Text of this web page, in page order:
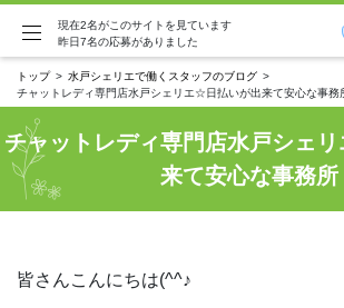
現在2名がこのサイトを見ています
昨日7名の応募がありました
トップ
水戸シェリエで働くスタッフのブログ
チャットレディ専門店水戸シェリエ☆日払いが出来て安心な事務
チャットレディ専門店水戸シェ
来て安心な事務所
皆さんこんにちは(^^♪